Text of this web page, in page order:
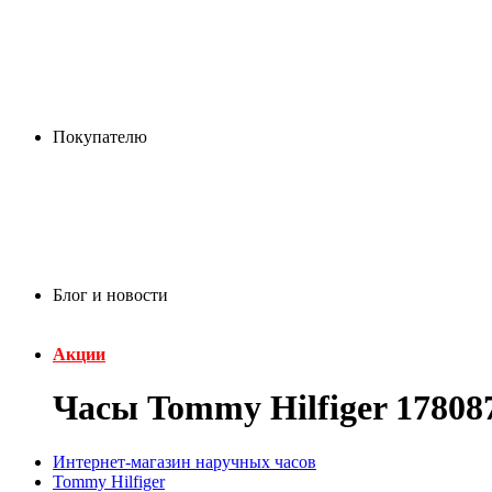
Покупателю
Блог и новости
Акции
Часы Tommy Hilfiger
Интернет-магазин наручных часов
Tommy Hilfiger